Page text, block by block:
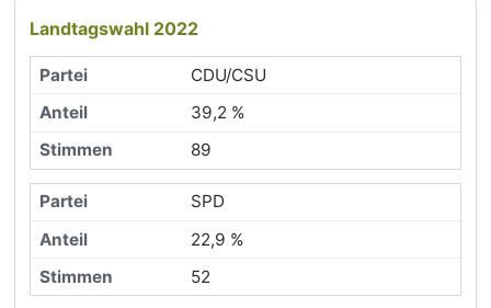
Landtagswahl 2022
CDU/CSU
39,2 %
89
SPD
22,9 %
52